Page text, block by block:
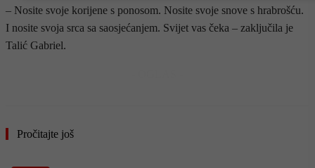
– Nosite svoje korijene s ponosom. Nosite svoje snove s hrabrošću.
I nosite svoja srca sa saosjećanjem. Svijet vas čeka – zaključila je
Talić Gabriel.
Pročitajte još